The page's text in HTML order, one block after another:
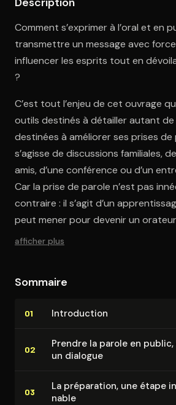
Comment s’exprimer à l’oral et en
transmettre un message avec
influencer les esprits tout en
?
C’est tout l’enjeu de cet ouvrage
outils destinés à détailler autant
destinées à améliorer ses prises de
s’agisse de discussions familiales,
amis, d’une conférence ou d’un
Car la prise de parole n’est pas
contraire : il s’agit d’un
peut mener pour devenir un
dépasser ses appréhensions pour
afficher plus
Sommaire
01 In­tro­duc­tion
02
Prendre la parole en public,
un dialogue
03
La préparation, une étape
nable